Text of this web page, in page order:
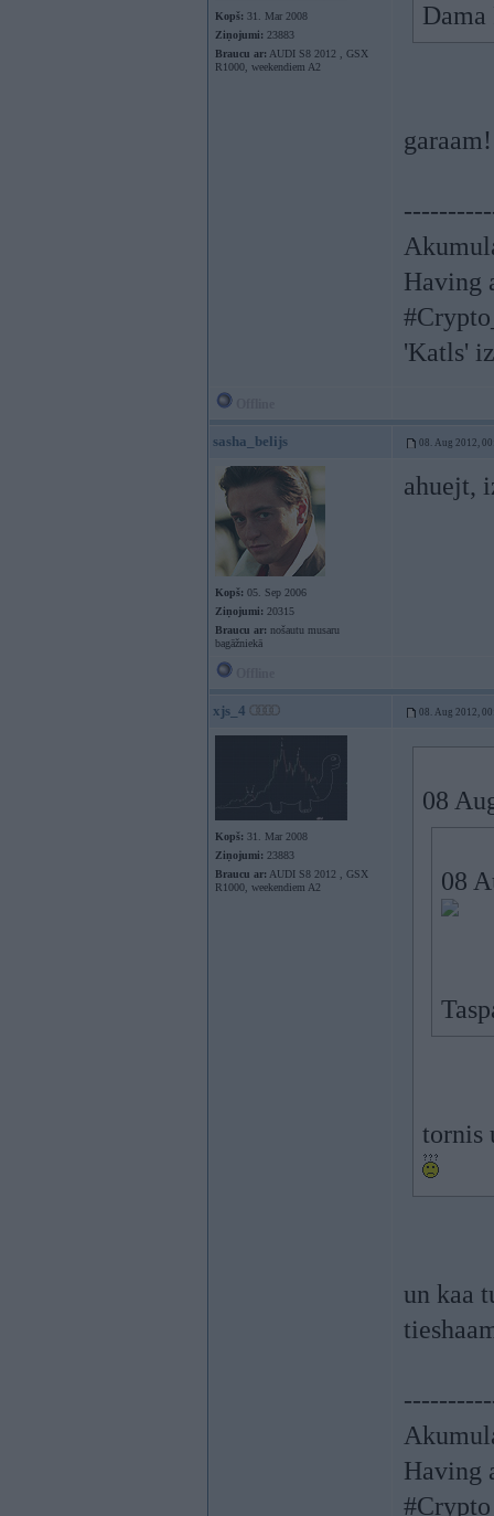
Kopš: 31. Mar 2008
Ziņojumi: 23883
Braucu ar: AUDI S8 2012 , GSX
R1000, weekendiem A2
Dama
Having
'Katls'
sasha_belijs 08. Aug 2012,
Kopš: 05. Sep 2006
Ziņojumi: 20315
Braucu ar: nošautu musaru
bagāžniekā
ahuejt,
xjs_4 08. Aug 2012,
Kopš: 31. Mar 2008
Ziņojumi: 23883
Braucu ar: AUDI S8 2012 , GSX
R1000, weekendiem A2
08
08
tornis
un kaa
Having